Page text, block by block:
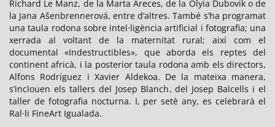
Richard Le Manz, de la Marta Areces, de la Olyia Dubovik o de
la Jana Ašenbrennerová, entre d’altres. També s’ha programat
una taula rodona sobre intel·ligència artificial i fotografia; una
xerrada al voltant de la maternitat rural; així com el
documental «Indestructibles», que aborda els reptes del
continent africà, i la posterior taula rodona amb els directors,
Alfons Rodríguez i Xavier Aldekoa. De la mateixa manera,
s’inclouen els tallers del Josep Blanch, del Josep Balcells i el
taller de fotografia nocturna. I, per setè any, es celebrarà el
Ral·li FineArt Igualada.